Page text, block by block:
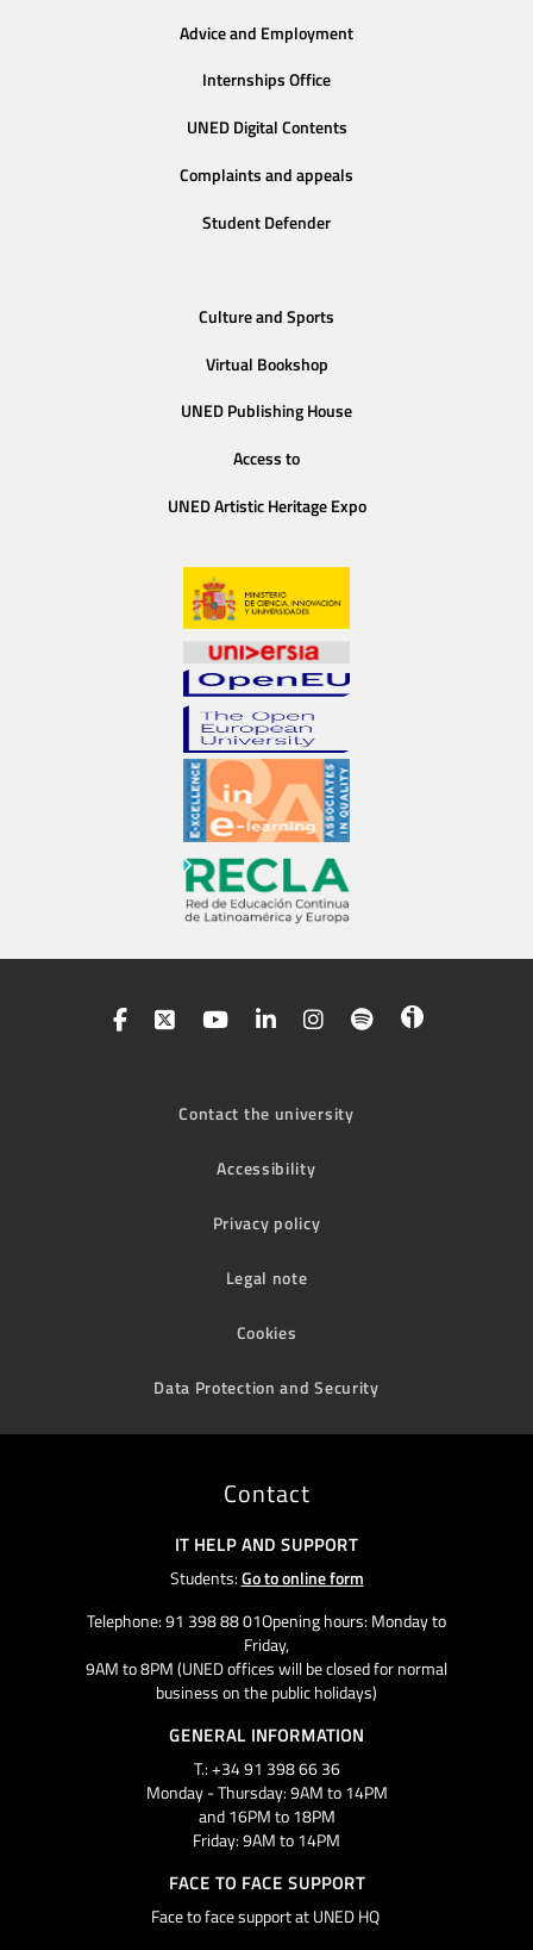
Advice and Employment
Internships Office
UNED Digital Contents
Complaints and appeals
Student Defender
Culture and Sports
Virtual Bookshop
UNED Publishing House
Access to
UNED Artistic Heritage Expo
Contact the university
Accessibility
Privacy policy
Legal note
Cookies
Data Protection and Security
Contact
IT HELP AND SUPPORT
Students:Go to online form
Telephone: 91 398 88 01Opening hours: Monday to
Friday,
9AM to 8PM (UNED offices will be closed for normal
business on the public holidays)
GENERAL INFORMATION
T.: +34 91 398 66 36
Monday - Thursday: 9AM to 14PM
and 16PM to 18PM
Friday: 9AM to 14PM
FACE TO FACE SUPPORT
Face to face support at UNED HQ